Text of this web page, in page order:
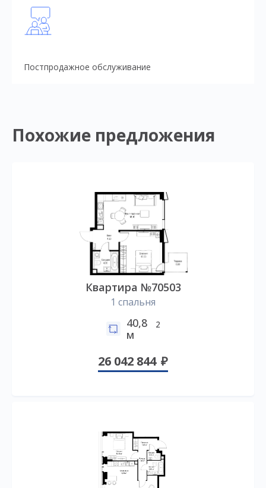
Постпродажное обслуживание
Похожие предложения
Квартира №70503
1 спальня
40,8
м
2
26 042 844